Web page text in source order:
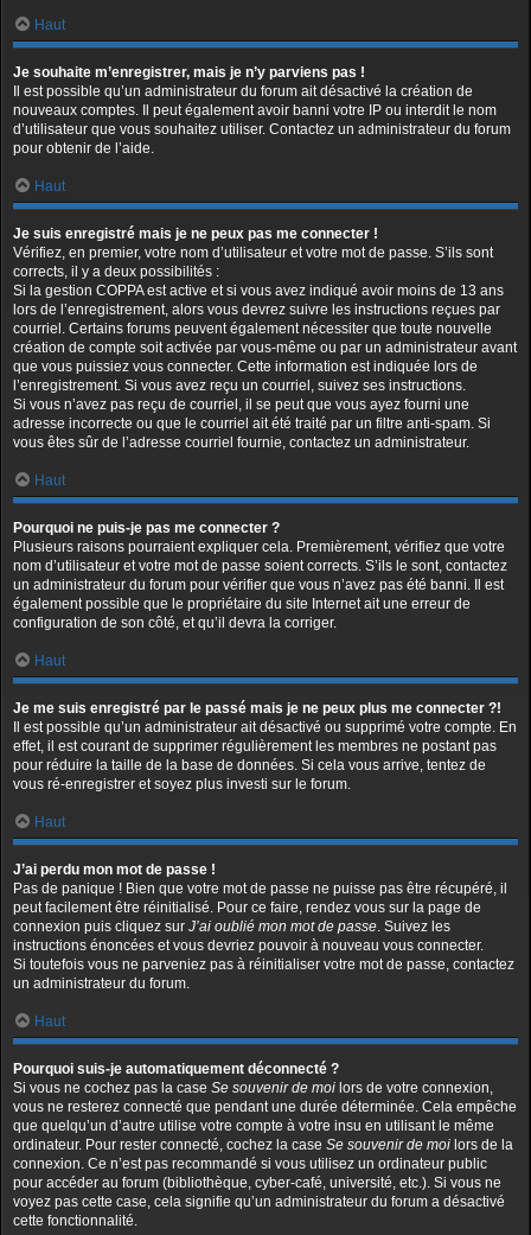
Haut
Je souhaite m’enregistrer, mais je n’y parviens pas !
Il est possible qu’un administrateur du forum ait désactivé la création de
nouveaux comptes. Il peut également avoir banni votre IP ou interdit le nom
d’utilisateur que vous souhaitez utiliser. Contactez un administrateur du forum
pour obtenir de l’aide.
Haut
Je suis enregistré mais je ne peux pas me connecter !
Vérifiez, en premier, votre nom d’utilisateur et votre mot de passe. S’ils sont
corrects, il y a deux possibilités :
Si la gestion COPPA est active et si vous avez indiqué avoir moins de 13 ans
lors de l’enregistrement, alors vous devrez suivre les instructions reçues par
courriel. Certains forums peuvent également nécessiter que toute nouvelle
création de compte soit activée par vous-même ou par un administrateur avant
que vous puissiez vous connecter. Cette information est indiquée lors de
l’enregistrement. Si vous avez reçu un courriel, suivez ses instructions.
Si vous n’avez pas reçu de courriel, il se peut que vous ayez fourni une
adresse incorrecte ou que le courriel ait été traité par un filtre anti-spam. Si
vous êtes sûr de l’adresse courriel fournie, contactez un administrateur.
Haut
Pourquoi ne puis-je pas me connecter ?
Plusieurs raisons pourraient expliquer cela. Premièrement, vérifiez que votre
nom d’utilisateur et votre mot de passe soient corrects. S’ils le sont, contactez
un administrateur du forum pour vérifier que vous n’avez pas été banni. Il est
également possible que le propriétaire du site Internet ait une erreur de
configuration de son côté, et qu’il devra la corriger.
Haut
Je me suis enregistré par le passé mais je ne peux plus me connecter ?!
Il est possible qu’un administrateur ait désactivé ou supprimé votre compte. En
effet, il est courant de supprimer régulièrement les membres ne postant pas
pour réduire la taille de la base de données. Si cela vous arrive, tentez de
vous ré-enregistrer et soyez plus investi sur le forum.
Haut
J’ai perdu mon mot de passe !
Pas de panique ! Bien que votre mot de passe ne puisse pas être récupéré, il
peut facilement être réinitialisé. Pour ce faire, rendez vous sur la page de
connexion puis cliquez sur J’ai oublié mon mot de passe. Suivez les
instructions énoncées et vous devriez pouvoir à nouveau vous connecter.
Si toutefois vous ne parveniez pas à réinitialiser votre mot de passe, contactez
un administrateur du forum.
Haut
Pourquoi suis-je automatiquement déconnecté ?
Si vous ne cochez pas la case Se souvenir de moi lors de votre connexion,
vous ne resterez connecté que pendant une durée déterminée. Cela empêche
que quelqu’un d’autre utilise votre compte à votre insu en utilisant le même
ordinateur. Pour rester connecté, cochez la case Se souvenir de moi lors de la
connexion. Ce n’est pas recommandé si vous utilisez un ordinateur public
pour accéder au forum (bibliothèque, cyber-café, université, etc.). Si vous ne
voyez pas cette case, cela signifie qu’un administrateur du forum a désactivé
cette fonctionnalité.